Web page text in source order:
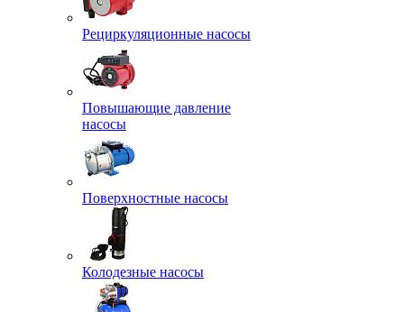
Рециркуляционные насосы
Повышающие давление
насосы
Поверхностные насосы
Колодезные насосы